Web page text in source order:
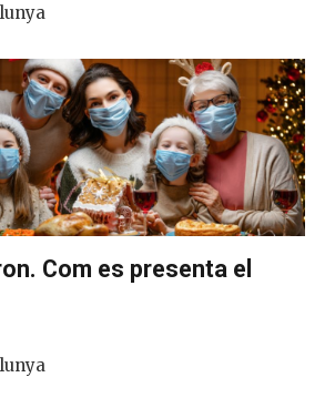
Com es presenta el